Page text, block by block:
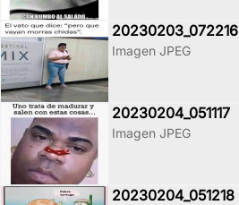
20230203_072216
Imagen JPEG
20230204_051117
Imagen JPEG
20230204_051218